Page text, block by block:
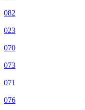
082
023
070
073
071
076